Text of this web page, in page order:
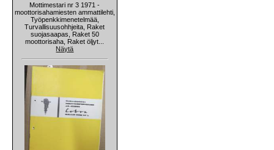
Mottimestari nr 3 1971 -
moottorisahamiesten ammattilehti,
Työpenkkimenetelmää,
Turvallisuusohhjeita, Raket
suojasaapas, Raket 50
moottorisaha, Raket öljyt...
Näytä